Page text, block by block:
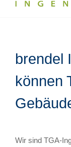
brendel
können
Wir sind TGA-